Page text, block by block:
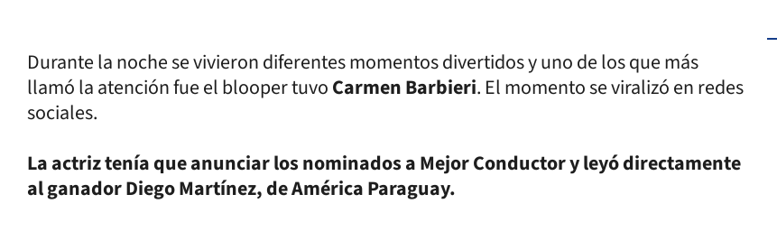
Durante la noche se vivieron diferentes momentos divertidos y uno de los que más
llamó la atención fue el blooper tuvoCarmen Barbieri. El momento se viralizó en redes
sociales.
La actriz tenía que anunciar los nominados a Mejor Conductor y leyó directamente
al ganador Diego Martínez, de América Paraguay.